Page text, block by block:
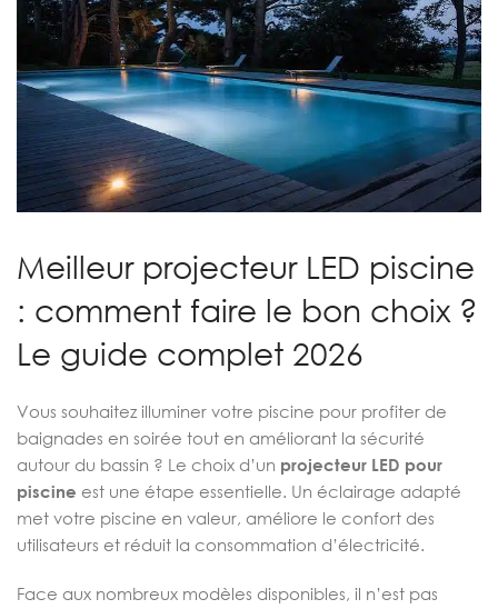
Meilleur projecteur LED piscine
: comment faire le bon choix ?
Le guide complet 2026
Vous souhaitez illuminer votre piscine pour profiter de
baignades en soirée tout en améliorant la sécurité
autour du bassin ? Le choix d’un projecteur LED pour
piscine est une étape essentielle. Un éclairage adapté
met votre piscine en valeur, améliore le confort des
utilisateurs et réduit la consommation d’électricité.
Face aux nombreux modèles disponibles, il n’est pas